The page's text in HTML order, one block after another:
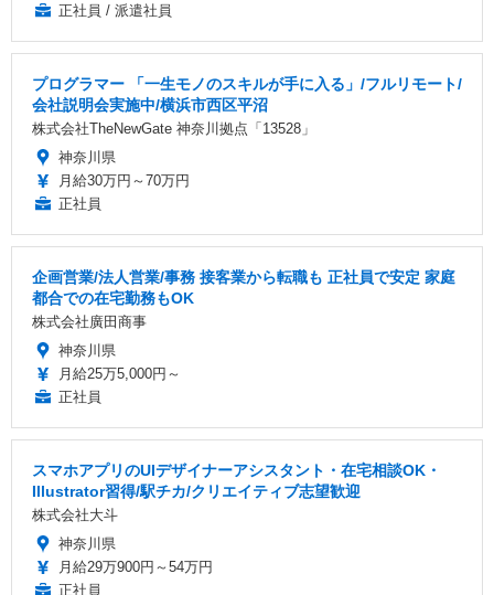
正社員 / 派遣社員
プログラマー 「一生モノのスキルが手に入る」/フルリモート/
会社説明会実施中/横浜市西区平沼
株式会社TheNewGate 神奈川拠点「13528」
神奈川県
月給30万円～70万円
正社員
企画営業/法人営業/事務 接客業から転職も 正社員で安定 家庭
都合での在宅勤務もOK
株式会社廣田商事
神奈川県
月給25万5,000円～
正社員
スマホアプリのUIデザイナーアシスタント・在宅相談OK・
Illustrator習得/駅チカ/クリエイティブ志望歓迎
株式会社大斗
神奈川県
月給29万900円～54万円
正社員